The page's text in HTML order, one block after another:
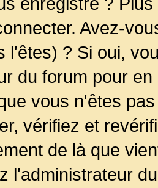
Avez-
l'êtes) ? Si oui,
du forum pour
vous n'êtes
vérifiez et
de là que
l'administrateur